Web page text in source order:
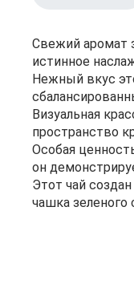
Свежий аромат
истинное
Нежный вкус
Визуальная
пространство
Особая
он
Этот чай
чашка зеленого